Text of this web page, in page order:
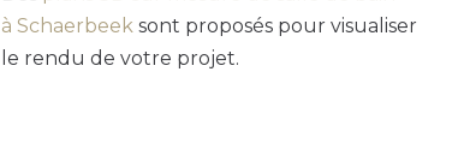
à Schaerbeek sont proposés pour visualiser
le rendu de votre projet.